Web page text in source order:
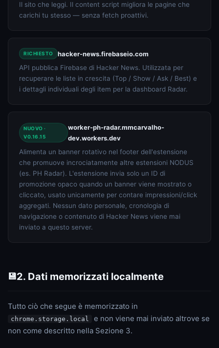
Il sito che leggi. Il content script migliora le pagine che
carichi tu stesso — senza fetch proattivi.
RICHIESTO
hacker-news.firebaseio.com
API pubblica Firebase di Hacker News. Utilizzata per
recuperare le liste in crescita (Top / Show / Ask / Best) e
i dettagli individuali degli item per la dashboard Radar.
NUOVO ·
V0.16.15
worker-ph-radar.mmcarvalho-
dev.workers.dev
Alimenta un banner rotativo nel footer dell'estensione
che promuove incrociatamente altre estensioni NODUS
(es. PH Radar). L'estensione invia solo un ID di
promozione opaco quando un banner viene mostrato o
cliccato, usato unicamente per contare impressioni/click
aggregati. Nessun dato personale, cronologia di
navigazione o contenuto di Hacker News viene mai
inviato a questo server.
💾2. Dati memorizzati localmente
Tutto ciò che segue è memorizzato in
chrome.storage.local
e non viene mai inviato altrove se
non come descritto nella Sezione 3.